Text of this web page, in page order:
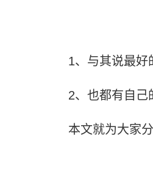
1、与其说最好
2、也都有自己
本文就为大家